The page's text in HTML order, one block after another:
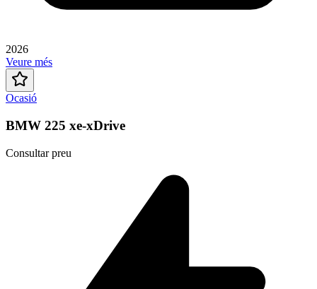
2026
Veure més
Ocasió
BMW 225 xe-xDrive
Consultar preu